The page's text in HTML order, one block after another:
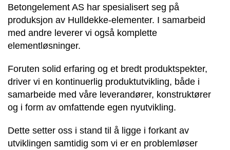
Betongelement AS har spesialisert seg på
produksjon av Hulldekke-elementer. I samarbeid
med andre leverer vi også komplette
elementløsninger.
Foruten solid erfaring og et bredt produktspekter,
driver vi en kontinuerlig produktutvikling, både i
samarbeide med våre leverandører, konstruktører
og i form av omfattende egen nyutvikling.
Dette setter oss i stand til å ligge i forkant av
utviklingen samtidig som vi er en problemløser